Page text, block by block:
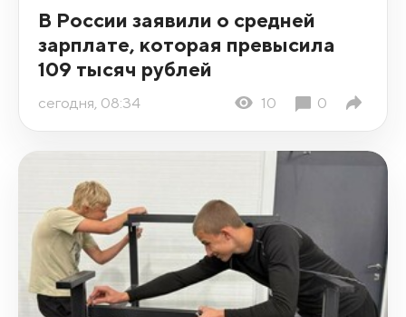
В России заявили о средней
зарплате, которая превысила
109 тысяч рублей
сегодня, 08:34 10 0